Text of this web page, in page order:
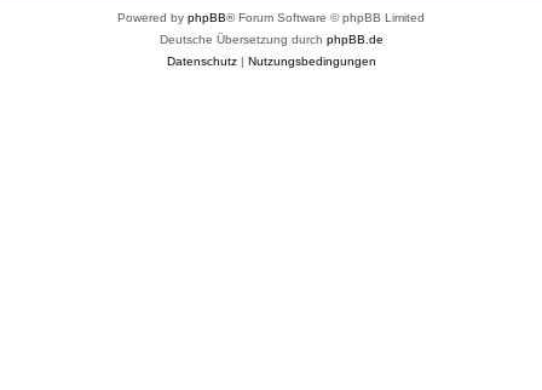
Powered by phpBB® Forum Software © phpBB Limited
Deutsche Übersetzung durch phpBB.de
Datenschutz| Nutzungsbedingungen